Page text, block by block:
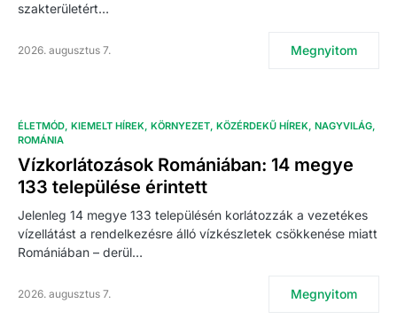
szakterületért…
2026. augusztus 7. Megnyitom
ÉLETMÓD KIEMELT HÍREK KÖRNYEZET KÖZÉRDEKŰ HÍREK NAGYVILÁG
ROMÁNIA
Vízkorlátozások Romániában: 14 megye
133 települése érintett
Jelenleg 14 megye 133 településén korlátozzák a vezetékes
vízellátást a rendelkezésre álló vízkészletek csökkenése miatt
Romániában – derül…
2026. augusztus 7. Megnyitom